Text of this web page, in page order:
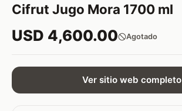
Cifrut Jugo Mora 1700 ml
USD 4,600.00 Agotado
Ver sitio web completo